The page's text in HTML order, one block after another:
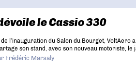
le Cassio 330
l’inauguration du Salon du Bourget,
son stand, avec son nouveau motoriste, le
Frédéric Marsaly